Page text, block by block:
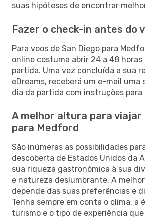
suas hipóteses de encontrar
Fazer o check-in antes do
Para voos de San Diego para
online costuma abrir 24 a 48 horas
partida. Uma vez concluída a sua
eDreams, receberá um e-mail uma
dia da partida com instruções
A melhor altura para viajar
para Medford
São inúmeras as possibilidades
descoberta de Estados Unidos da
sua riqueza gastronómica à sua
e natureza deslumbrante. A
depende das suas preferências e
Tenha sempre em conta o clima, a
turismo e o tipo de experiência